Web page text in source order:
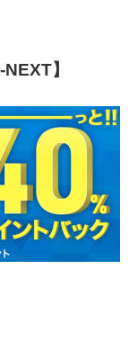
】